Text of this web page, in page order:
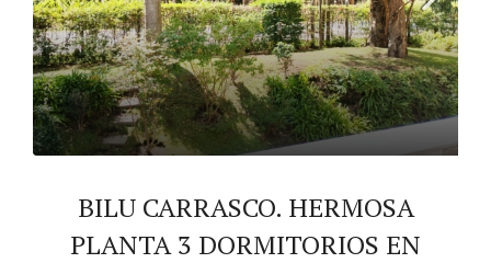
BILU CARRASCO. HERMOSA
PLANTA 3 DORMITORIOS EN